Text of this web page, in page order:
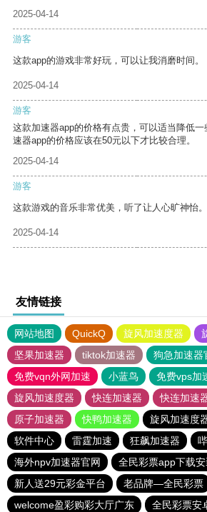
2025-04-14
游客
这款app的游戏非常好玩，可以让我消磨时间。
2025-04-14
游客
这款加速器app的价格有点贵，可以适当降低
速器app的价格应该在50元以下才比较合理。
2025-04-14
游客
这款游戏的音乐非常优美，听了让人心旷神怡。
2025-04-14
友情链接
网站地图 QuickQ 旋风加速度器
坚果加速器
tiktok加速器
狗急加速器
免费vqn外网加速
小蓝鸟
免费vps加
旋风加速度器
快连加速器
快连加速
原子加速器
快鸭加速器 旋风加速度
软件中心
雷霆加速 狂飙加速器
海外npv加速器官网
全民彩票app下载
新人送29元彩金平台
老品牌—全民彩票
welcome盈彩购彩大厅广东
全民彩票安